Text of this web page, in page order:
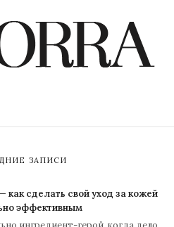
ЗАПИСИ
сделать свой уход за кожей
эффективным